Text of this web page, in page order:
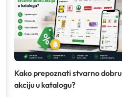
Kako prepoznati stvarno dobru
akciju u katalogu?